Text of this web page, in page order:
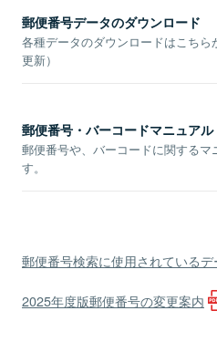
郵便番号データのダウンロード
各種データのダウンロードはこちら
更新）
郵便番号・バーコードマニュアル
郵便番号や、バーコードに関するマ
す。
郵便番号検索に使用されているデ
2025年度版郵便番号の変更案内